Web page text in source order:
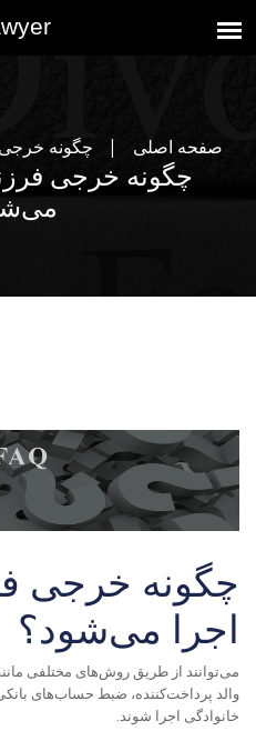
صفحه اصلی چگونه خرجی
چگونه خرجی
چگونه خرجی
اجرا می‌شود؟
می‌توانند از طریق روش‌های مختلفی
والد پرداخت‌کننده، ضبط حساب‌های
خانوادگی اجرا شوند.